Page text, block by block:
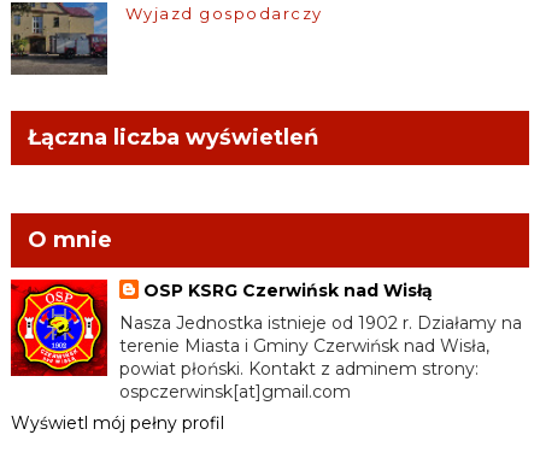
Wyjazd gospodarczy
Łączna liczba wyświetleń
O mnie
OSP KSRG Czerwińsk nad Wisłą
Nasza Jednostka istnieje od 1902 r. Działamy na
terenie Miasta i Gminy Czerwińsk nad Wisła,
powiat płoński. Kontakt z adminem strony:
ospczerwinsk[at]gmail.com
Wyświetl mój pełny profil